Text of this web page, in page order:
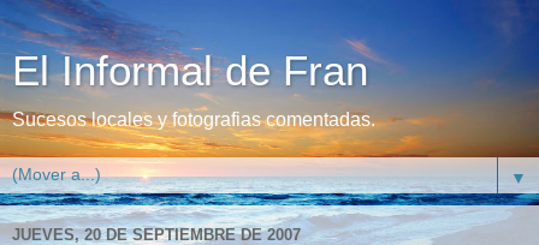
El Informal de Fran
Sucesos locales y fotografias comentadas.
▼
JUEVES, 20 DE SEPTIEMBRE DE 2007